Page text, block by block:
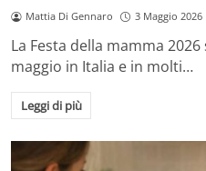
Mattia Di Gennaro 3 Maggio 2026
La Festa della mamma
maggio in Italia e in molti…
Leggi di più